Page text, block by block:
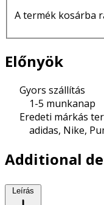
A termék kosárba
Előnyök
Gyors szállítás
1-5 munkanap
Eredeti márkás
adidas, Nike,
Additional
Leírás